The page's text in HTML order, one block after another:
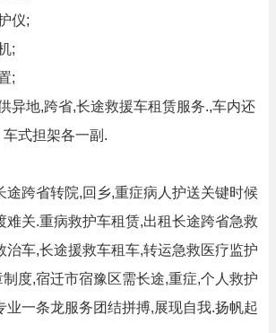
仪;
;
;
异地,跨省,长途救援车租赁服务.,车内还
式担架各一副.
途跨省转院,回乡,重症病人护送关键时候
难关.重病救护车租赁,出租长途跨省急救
治车,长途援救车租车,转运急救医疗监护
度,宿迁市宿豫区需长途,重症,个人救护
业一条龙服务团结拼搏,展现自我.扬帆起